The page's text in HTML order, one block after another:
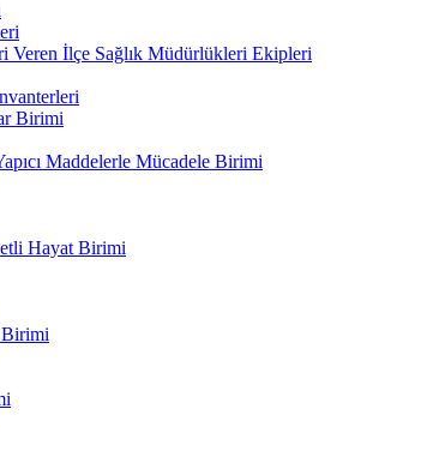
Veren İlçe Sağlık Müdürlükleri Ekipleri
Birimi
Maddelerle Mücadele Birimi
Hayat Birimi
Birimi